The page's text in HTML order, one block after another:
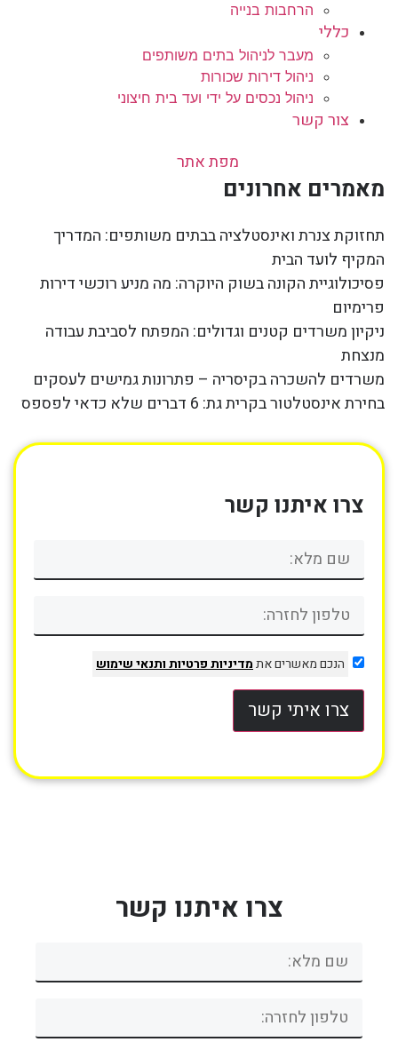
הרחבות בנייה
כללי
מעבר לניהול בתים משותפים
ניהול דירות שכורות
ניהול נכסים על ידי ועד בית חיצוני
צור קשר
מפת אתר
מאמרים אחרונים
תחזוקת צנרת ואינסטלציה בבתים משותפים: המדריך
המקיף לועד הבית
פסיכולוגיית הקונה בשוק היוקרה: מה מניע רוכשי דירות
פרימיום
ניקיון משרדים קטנים וגדולים: המפתח לסביבת עבודה
מנצחת
משרדים להשכרה בקיסריה – פתרונות גמישים לעסקים
בחירת אינסטלטור בקרית גת: 6 דברים שלא כדאי לפספס
צרו איתנו קשר
הנכם מאשרים אתמדיניות פרטיותותנאי שימוש
צרו איתי קשר
צרו איתנו קשר